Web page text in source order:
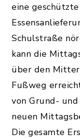
eine
Schulstraße
kann die
über den
Fußweg
von Grund-
neuen
Die gesamte